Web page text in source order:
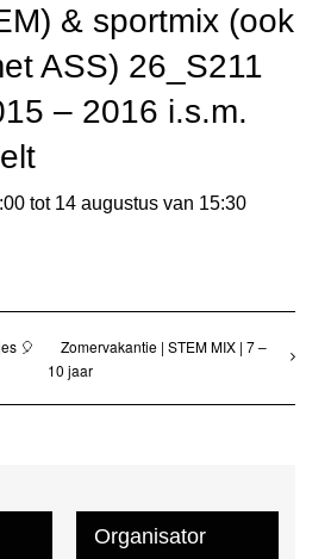
& sportmix (ook
ASS) 26_S211
– 2016 i.s.m.
tot 14 augustus van 15:30
🎈
Zomervakantie | STEM MIX | 7 –
10 jaar
Organisator